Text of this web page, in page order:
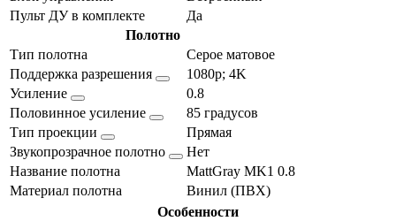
Пульт ДУ в комплекте
Да
Полотно
Тип полотна
Серое матовое
Поддержка разрешения
1080p; 4K
Усиление
0.8
Половинное усиление
85 градусов
Тип проекции
Прямая
Звукопрозрачное полотно
Нет
Название полотна
MattGray MK1 0.8
Материал полотна
Винил (ПВХ)
Особенности